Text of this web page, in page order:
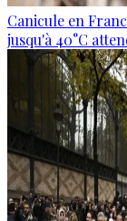
Canicule en
jusqu'à 40°C